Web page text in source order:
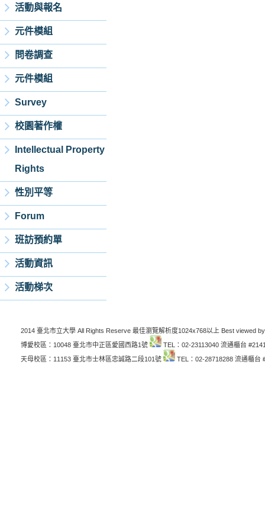
活動與報名
元件模組
問卷調查
元件模組
Survey
校園著作權
Intellectual Property
Rights
性別平等
Forum
班訪預約單
活動資訊
活動梯次
2014 臺北市立大學 All Rights Reserve 最佳瀏覽解析度1024x768以上 Best viewed
博愛校區：10048 臺北市中正區愛國西路1號
TEL：02-23113040 流通櫃台
天母校區：11153 臺北市士林區忠誠路二段101號
TEL：02-28718288 流通櫃台